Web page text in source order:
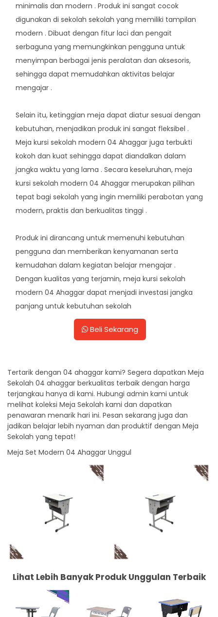
minimalis dan modern . Produk ini sangat cocok
digunakan di sekolah sekolah yang memiliki tampilan
modern . Dibuat dengan fitur laci dan pengait
serbaguna yang memungkinkan pengguna untuk
menyimpan berbagai jenis peralatan dan aksesoris,
sehingga dapat memudahkan aktivitas belajar
mengajar .
Selain itu, ketinggian meja dapat diatur sesuai dengan
kebutuhan, menjadikan produk ini sangat fleksibel .
Meja kursi sekolah modern 04 Ahaggar juga terbukti
kokoh dan kuat sehingga dapat diandalkan dalam
jangka waktu yang lama . Secara keseluruhan, meja
kursi sekolah modern 04 Ahaggar merupakan pilihan
tepat bagi sekolah yang ingin memiliki perabotan yang
modern, praktis dan berkualitas tinggi .
Produk ini dirancang untuk memenuhi kebutuhan
pengguna dan memberikan kenyamanan serta
kemudahan dalam kegiatan belajar mengajar .
Dengan kualitas yang terjamin, meja kursi sekolah
modern 04 Ahaggar dapat menjadi investasi jangka
panjang untuk kebutuhan sekolah
Beli Sekarang
Tertarik dengan 04 ahaggar kami? Segera dapatkan Meja
Sekolah 04 ahaggar berkualitas terbaik dengan harga
terjangkau hanya di kami. Hubungi admin kami untuk
melihat koleksi Meja Sekolah kami dan dapatkan
penawaran menarik hari ini. Pesan sekarang juga dan
jadikan belajar lebih nyaman dan produktif dengan Meja
Sekolah yang tepat!
Meja Set Modern 04 Ahaggar Unggul
Lihat Lebih Banyak Produk Unggulan Terbaik